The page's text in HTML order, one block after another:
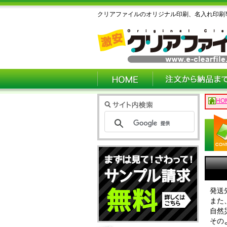
クリアファイルのオリジナル印刷、名入れ印
発送
また
自然
その